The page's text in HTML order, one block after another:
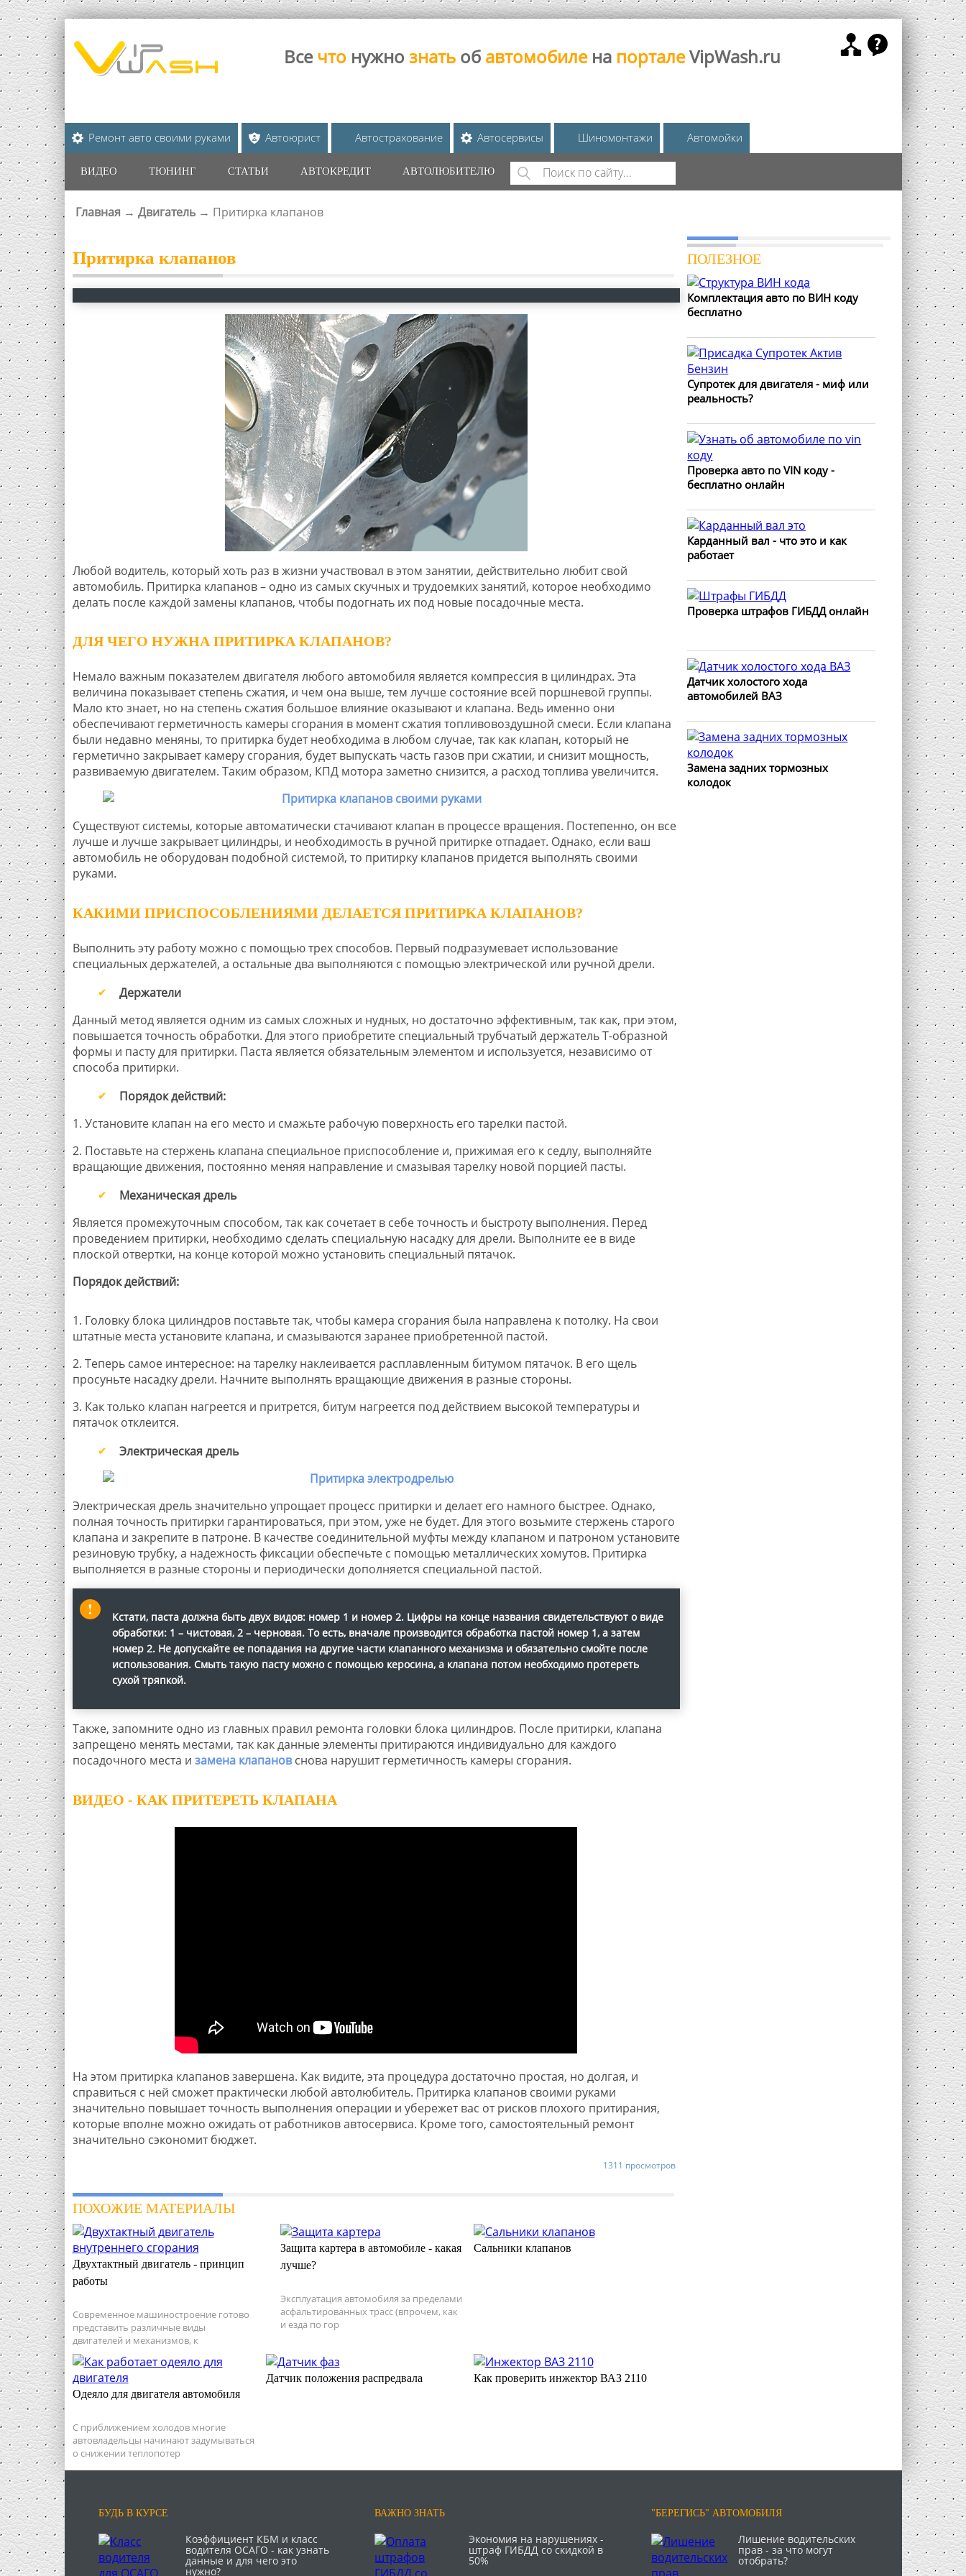
Все что нужно знать об автомобиле на порталеVipWash.ru
Ремонт авто своими руками Автоюрист Автострахование Автосервисы Шиномонтажи Автомойки
ВИДЕО ТЮНИНГ СТАТЬИ АВТОКРЕДИТ АВТОЛЮБИТЕЛЮ
ФОРМА ПОИСКА
Поиск
ВЫ ЗДЕСЬ
Главная → Двигатель → Притирка клапанов
Притирка клапанов
Любой водитель, который хоть раз в жизни участвовал в этом занятии, действительно любит свой
автомобиль. Притирка клапанов – одно из самых скучных и трудоемких занятий, которое необходимо
делать после каждой замены клапанов, чтобы подогнать их под новые посадочные места.
ДЛЯ ЧЕГО НУЖНА ПРИТИРКА КЛАПАНОВ?
Немало важным показателем двигателя любого автомобиля является компрессия в цилиндрах. Эта
величина показывает степень сжатия, и чем она выше, тем лучше состояние всей поршневой группы.
Мало кто знает, но на степень сжатия большое влияние оказывают и клапана. Ведь именно они
обеспечивают герметичность камеры сгорания в момент сжатия топливовоздушной смеси. Если клапана
были недавно меняны, то притирка будет необходима в любом случае, так как клапан, который не
герметично закрывает камеру сгорания, будет выпускать часть газов при сжатии, и снизит мощность,
развиваемую двигателем. Таким образом, КПД мотора заметно снизится, а расход топлива увеличится.
Существуют системы, которые автоматически стачивают клапан в процессе вращения. Постепенно, он все
лучше и лучше закрывает цилиндры, и необходимость в ручной притирке отпадает. Однако, если ваш
автомобиль не оборудован подобной системой, то притирку клапанов придется выполнять своими
руками.
КАКИМИ ПРИСПОСОБЛЕНИЯМИ ДЕЛАЕТСЯ ПРИТИРКА КЛАПАНОВ?
Выполнить эту работу можно с помощью трех способов. Первый подразумевает использование
специальных держателей, а остальные два выполняются с помощью электрической или ручной дрели.
Держатели
Данный метод является одним из самых сложных и нудных, но достаточно эффективным, так как, при этом,
повышается точность обработки. Для этого приобретите специальный трубчатый держатель Т-образной
формы и пасту для притирки. Паста является обязательным элементом и используется, независимо от
способа притирки.
Порядок действий:
1. Установите клапан на его место и смажьте рабочую поверхность его тарелки пастой.
2. Поставьте на стержень клапана специальное приспособление и, прижимая его к седлу, выполняйте
вращающие движения, постоянно меняя направление и смазывая тарелку новой порцией пасты.
Механическая дрель
Является промежуточным способом, так как сочетает в себе точность и быстроту выполнения. Перед
проведением притирки, необходимо сделать специальную насадку для дрели. Выполните ее в виде
плоской отвертки, на конце которой можно установить специальный пятачок.
Порядок действий:
1. Головку блока цилиндров поставьте так, чтобы камера сгорания была направлена к потолку. На свои
штатные места установите клапана, и смазываются заранее приобретенной пастой.
2. Теперь самое интересное: на тарелку наклеивается расплавленным битумом пятачок. В его щель
просуньте насадку дрели. Начните выполнять вращающие движения в разные стороны.
3. Как только клапан нагреется и притрется, битум нагреется под действием высокой температуры и
пятачок отклеится.
Электрическая дрель
Электрическая дрель значительно упрощает процесс притирки и делает его намного быстрее. Однако,
полная точность притирки гарантироваться, при этом, уже не будет. Для этого возьмите стержень старого
клапана и закрепите в патроне. В качестве соединительной муфты между клапаном и патроном установите
резиновую трубку, а надежность фиксации обеспечьте с помощью металлических хомутов. Притирка
выполняется в разные стороны и периодически дополняется специальной пастой.
Кстати, паста должна быть двух видов: номер 1 и номер 2. Цифры на конце названия свидетельствуют о виде
обработки: 1 – чистовая, 2 – черновая. То есть, вначале производится обработка пастой номер 1, а затем
номер 2. Не допускайте ее попадания на другие части клапанного механизма и обязательно смойте после
использования. Смыть такую пасту можно с помощью керосина, а клапана потом необходимо протереть
сухой тряпкой.
Также, запомните одно из главных правил ремонта головки блока цилиндров. После притирки, клапана
запрещено менять местами, так как данные элементы притираются индивидуально для каждого
посадочного места и замена клапановснова нарушит герметичность камеры сгорания.
ВИДЕО - КАК ПРИТЕРЕТЬ КЛАПАНА
На этом притирка клапанов завершена. Как видите, эта процедура достаточно простая, но долгая, и
справиться с ней сможет практически любой автолюбитель. Притирка клапанов своими руками
значительно повышает точность выполнения операции и убережет вас от рисков плохого притирания,
которые вполне можно ожидать от работников автосервиса. Кроме того, самостоятельный ремонт
значительно сэкономит бюджет.
1311 просмотров
ПОХОЖИЕ МАТЕРИАЛЫ
Двухтактный двигатель - принцип
работы
Современное машиностроение готово
представить различные виды
двигателей и механизмов, к
Защита картера в автомобиле - какая
лучше?
Эксплуатация автомобиля за пределами
асфальтированных трасс (впрочем, как
и езда по гор
Cальники клапанов
Одеяло для двигателя автомобиля
С приближением холодов многие
автовладельцы начинают задумываться
о снижении теплопотер
Датчик положения распредвала Как проверить инжектор ВАЗ 2110
ПОЛЕЗНОЕ
Комплектация авто по ВИН коду
бесплатно
Супротек для двигателя - миф или
реальность?
Проверка авто по VIN коду -
бесплатно онлайн
Карданный вал - что это и как
работает
Проверка штрафов ГИБДД онлайн
Датчик холостого хода
автомобилей ВАЗ
Замена задних тормозных
колодок
БУДЬ В КУРСЕ
Коэффициент КБМ и класс
водителя ОСАГО - как узнать
данные и для чего это
нужно?
ВАЖНО ЗНАТЬ
Экономия на нарушениях -
штраф ГИБДД со скидкой в
50%
"БЕРЕГИСЬ" АВТОМОБИЛЯ
Лишение водительских
прав - за что могут
отобрать?